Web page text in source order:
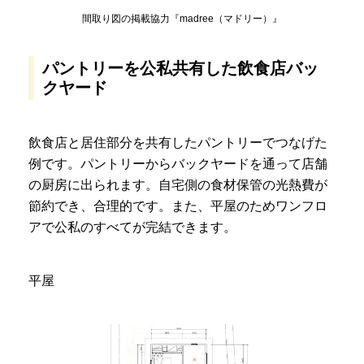
間取り図の掲載協力『madree（マドリー）』
パントリーを公私共有した飲食店バッ
クヤード
飲食店と居住部分を共有したパントリーでつなげた
例です。パントリーからバックヤードを通って店舗
の厨房に出られます。自宅側の食材保管の光熱費が
節約でき、合理的です。また、平屋のためワンフロ
アで公私のすべてが完結できます。
平屋